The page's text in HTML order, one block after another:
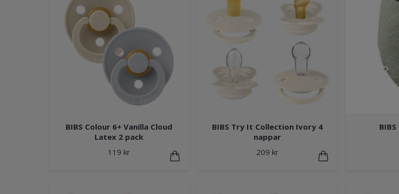
BIBS Colour 6+ Vanilla Cloud
Latex 2 pack
119 kr
BIBS Try It Collection Ivory 4
nappar
209 kr